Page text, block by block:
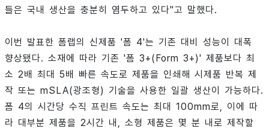
들은 국내 생산을 충분히 염두하고 있다"고 말했다.
이번 발표한 폼랩의 신제품 '폼 4'는 기존 대비 성능이 대폭
향상됐다. 소재에 따라 기존 '폼 3+(Form 3+)' 제품보다 최
소 2배 최대 5배 빠른 속도로 제품을 인쇄해 시제품 반복 제
작 또는 mSLA(광조형) 기술을 사용한 일괄 생산이 가능하다.
폼 4의 시간당 수직 프린트 속도는 최대 100mm로, 이에 따
라 대부분 제품을 2시간 내, 소형 제품은 몇 분 내로 제작할